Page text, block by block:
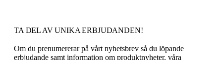
TA DEL AV UNIKA ERBJUDANDEN!
Om du prenumererar på vårt nyhetsbrev så du löpande
erbjudande samt information om produktnyheter, våra